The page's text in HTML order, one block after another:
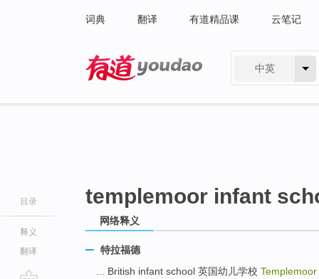
词典 翻译 有道精品课 云笔记
中英
目录
释义
翻译
templemoor infant
网络释义
特拉福德
... British infant school 英国幼儿学校